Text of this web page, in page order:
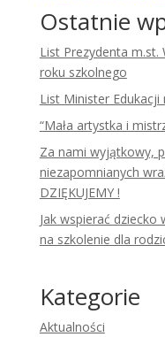
Ostatnie
List Prezydenta m.st.
roku szkolnego
List Minister
“Mała artystka i
Za nami wyjątkowy,
niezapomnianych
DZIĘKUJEMY !
Jak wspierać
na szkolenie dla
Kategorie
Aktualności